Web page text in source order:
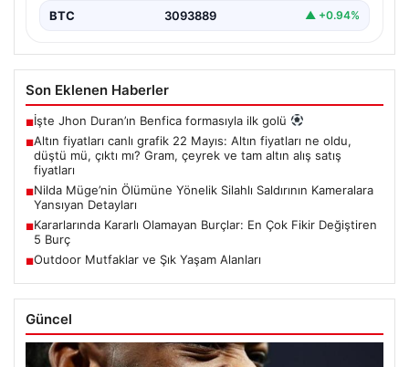
BTC 3093889 ▲ +0.94%
Son Eklenen Haberler
■İşte Jhon Duran’ın Benfica formasıyla ilk golü
■Altın fiyatları canlı grafik 22 Mayıs: Altın fiyatları ne oldu,
düştü mü, çıktı mı? Gram, çeyrek ve tam altın alış satış
fiyatları
■Nilda Müge’nin Ölümüne Yönelik Silahlı Saldırının Kameralara
Yansıyan Detayları
■Kararlarında Kararlı Olamayan Burçlar: En Çok Fikir Değiştiren
5 Burç
■Outdoor Mutfaklar ve Şık Yaşam Alanları
Güncel